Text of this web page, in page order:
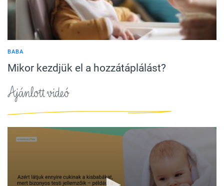
BABA
Mikor kezdjük el a hozzátáplálást?
Ajánlott videó